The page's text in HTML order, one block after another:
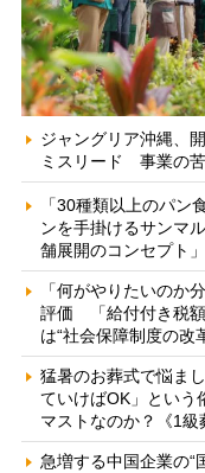
ジャングリア沖縄、
ミスリード 事業の苦
「30種類以上のパン
ンを手掛けるサンマ
舗展開のコンセプト
「何がやりたいのか
評価 「給付付き税額
は“社会保障制度の改
猛暑のお葬式で悩ま
ていけばOK」という
マストなのか？《1級
急増する中国企業の“